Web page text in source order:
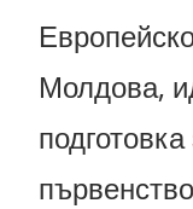
Молдова,